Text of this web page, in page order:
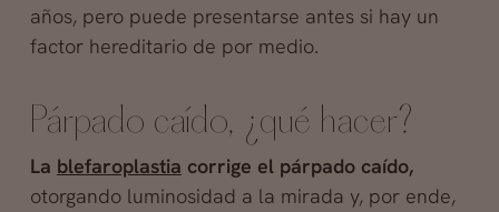
años, pero puede presentarse antes si hay un
factor hereditario de por medio.
Párpado caído, ¿qué hacer?
La blefaroplastia corrige el párpado caído,
otorgando luminosidad a la mirada y, por ende,